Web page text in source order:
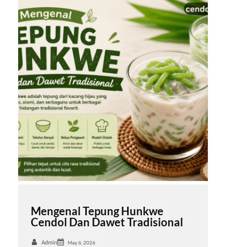
Mengenal Tepung Hunkwe
Cendol Dan Dawet Tradisional
Admin May 6, 2026